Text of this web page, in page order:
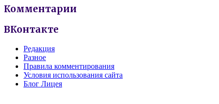
Комментарии
ВКонтакте
Редакция
Разное
Правила комментирования
Условия использования сайта
Блог Лицея